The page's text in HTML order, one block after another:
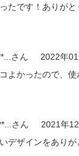
たです！ありがと
さん
2022年
よかったので、使
さん
2021年
デザインをあり